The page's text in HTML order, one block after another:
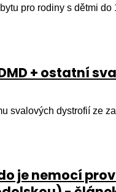
pro rodiny s dětmi do
+ ostatní
svalových dystrofií ze
je nemocí